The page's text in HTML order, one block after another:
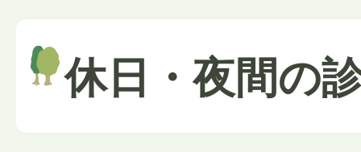
休日・夜間の